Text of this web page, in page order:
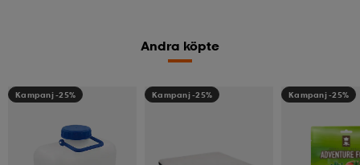
Andra köpte
Kampanj -25% Kampanj -25% Kampanj -25%